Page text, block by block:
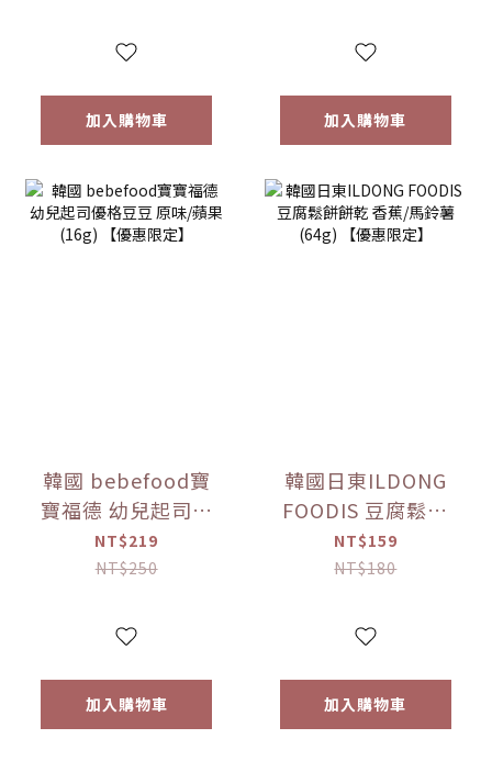
加入購物車
定】
加入購物車
韓國 bebefood寶
寶福德 幼兒起司優
格豆豆 原味/蘋果
(16g) 【優惠限定】
NT$219
NT$250
加入購物車
韓國日東ILDONG
FOODIS 豆腐鬆餅
餅乾 香蕉/馬鈴薯
(64g) 【優惠限定】
NT$159
NT$180
加入購物車